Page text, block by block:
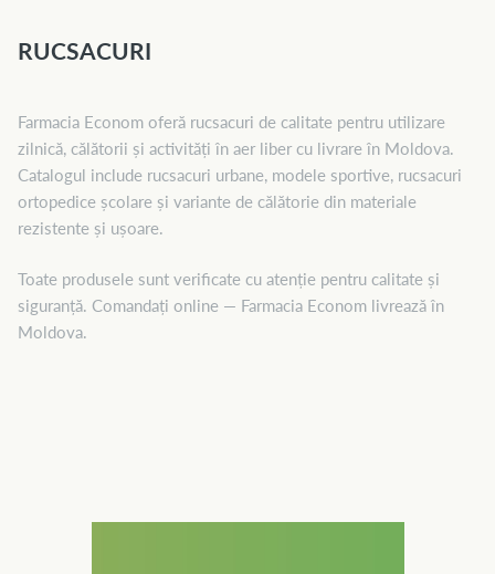
RUCSACURI
Farmacia Econom oferă rucsacuri de calitate pentru utilizare
zilnică, călătorii și activități în aer liber cu livrare în Moldova.
Catalogul include rucsacuri urbane, modele sportive, rucsacuri
ortopedice școlare și variante de călătorie din materiale
rezistente și ușoare.
Toate produsele sunt verificate cu atenție pentru calitate și
siguranță. Comandați online — Farmacia Econom livrează în
Moldova.